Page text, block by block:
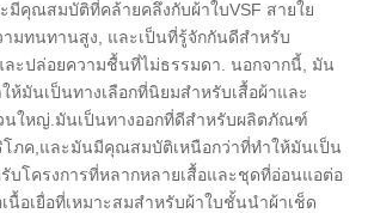
มีคุณสมบัติที่คล้ายคลึงกับผ้าใบVSF สายใย
มทนทานสูง, และเป็นที่รู้จักกันดีสําหรับ
ะปล่อยความชื้นที่ไม่ธรรมดา. นอกจากนี้, มัน
ห้มันเป็นทางเลือกที่นิยมสําหรับเสื้อผ้าและ
ใหญ่.มันเป็นทางออกที่ดีสําหรับผลิตภัณฑ์
โภค,และมันมีคุณสมบัติเหนือกว่าที่ทําให้มันเป็น
บโครงการที่หลากหลายเสื้อและชุดที่อ่อนแอต่อ
อเยื่อที่เหมาะสมสําหรับผ้าใบชั้นนําผ้าเช็ด